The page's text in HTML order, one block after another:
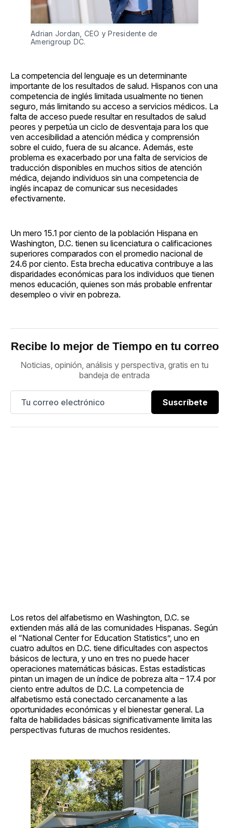
Adrian Jordan, CEO y Presidente de
Amerigroup DC.
La competencia del lenguaje es un determinante
importante de los resultados de salud. Hispanos con una
competencia de inglés limitada usualmente no tienen
seguro, más limitando su acceso a servicios médicos. La
falta de acceso puede resultar en resultados de salud
peores y perpetúa un ciclo de desventaja para los que
ven accesibilidad a atención médica y comprensión
sobre el cuido, fuera de su alcance. Además, este
problema es exacerbado por una falta de servicios de
traducción disponibles en muchos sitios de atención
médica, dejando individuos sin una competencia de
inglés incapaz de comunicar sus necesidades
efectivamente.
Un mero 15.1 por ciento de la población Hispana en
Washington, D.C. tienen su licenciatura o calificaciones
superiores comparados con el promedio nacional de
24.6 por ciento. Esta brecha educativa contribuye a las
disparidades económicas para los individuos que tienen
menos educación, quienes son más probable enfrentar
desempleo o vivir en pobreza.
Recibe lo mejor de Tiempo en tu correo
Noticias, opinión, análisis y perspectiva, gratis en tu
bandeja de entrada
Suscríbete
Los retos del alfabetismo en Washington, D.C. se
extienden más allá de las comunidades Hispanas. Según
el “National Center for Education Statistics”, uno en
cuatro adultos en D.C. tiene dificultades con aspectos
básicos de lectura, y uno en tres no puede hacer
operaciones matemáticas básicas. Estas estadísticas
pintan un imagen de un índice de pobreza alta – 17.4 por
ciento entre adultos de D.C. La competencia de
alfabetismo está conectado cercanamente a las
oportunidades económicas y el bienestar general. La
falta de habilidades básicas significativamente limita las
perspectivas futuras de muchos residentes.